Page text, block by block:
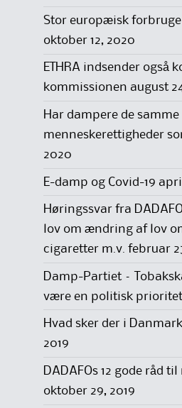
Stor europæisk
oktober 12, 2020
ETHRA indsender også
kommissionen august
Har dampere de samme
menneskerettigheder
2020
E-damp og Covid-19
Høringssvar fra
lov om ændring af lov
cigaretter m.v. februar
Damp-Partiet –
være en politisk
Hvad sker der i
2019
DADAFOs 12 gode råd
oktober 29, 2019